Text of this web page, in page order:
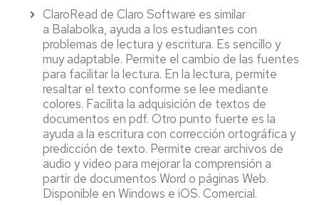
ClaroRead de Claro Software es similar
a Balabolka, ayuda a los estudiantes con
problemas de lectura y escritura. Es sencillo y
muy adaptable. Permite el cambio de las fuentes
para facilitar la lectura. En la lectura, permite
resaltar el texto conforme se lee mediante
colores. Facilita la adquisición de textos de
documentos en pdf. Otro punto fuerte es la
ayuda a la escritura con corrección ortográfica y
predicción de texto. Permite crear archivos de
audio y video para mejorar la comprensión a
partir de documentos Word o páginas Web.
Disponible en Windows e iOS. Comercial.